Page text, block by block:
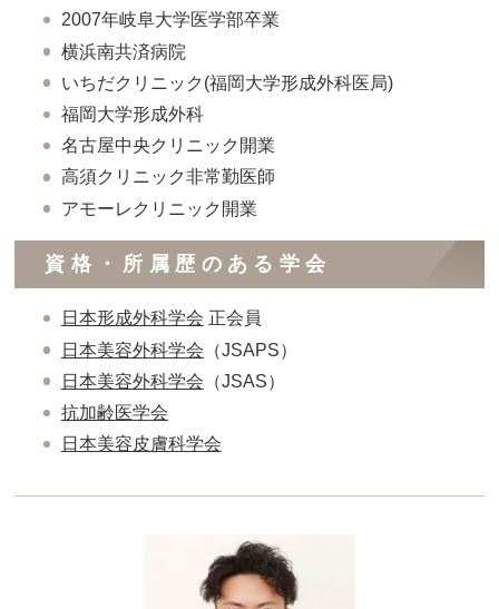
2007年岐阜大学医学部卒業
横浜南共済病院
いちだクリニック(福岡大学形成外科医局)
福岡大学形成外科
名古屋中央クリニック開業
高須クリニック非常勤医師
アモーレクリニック開業
資格・所属歴のある学会
日本形成外科学会 正会員
日本美容外科学会 （JSAPS）
日本美容外科学会 （JSAS）
抗加齢医学会
日本美容皮膚科学会